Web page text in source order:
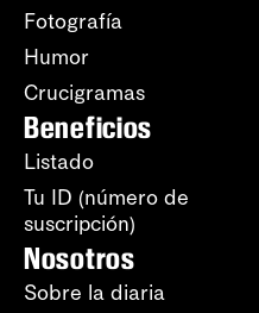
Fotografía
Humor
Crucigramas
Beneficios
Listado
Tu ID (número de
suscripción)
Nosotros
Sobre la diaria